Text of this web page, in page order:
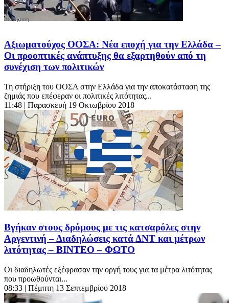
Αξιωματούχος ΟΟΣΑ: Νέα εποχή για την Ελλάδα –
Οι προοπτικές ανάπτυξης θα εξαρτηθούν από τη
συνέχιση των πολιτικών
Τη στήριξη του ΟΟΣΑ στην Ελλάδα για την αποκατάσταση της
ζημιάς που επέφεραν οι πολιτικές λιτότητας...
11:48 | Παρασκευή 19 Οκτωβρίου 2018
Βγήκαν στους δρόμους με τις κατσαρόλες στην
Αργεντινή – Διαδηλώσεις κατά ΔΝΤ και μέτρων
λιτότητας – ΒΙΝΤΕΟ – ΦΩΤΟ
Οι διαδηλωτές εξέφρασαν την οργή τους για τα μέτρα λιτότητας
που προωθούνται...
08:33 | Πέμπτη 13 Σεπτεμβρίου 2018